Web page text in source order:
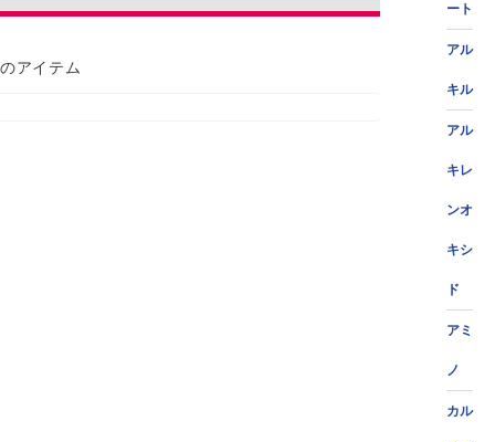
ート
アル
キル
アル
キレ
ンオ
キシ
ド
アミ
ノ
カル
アイテム